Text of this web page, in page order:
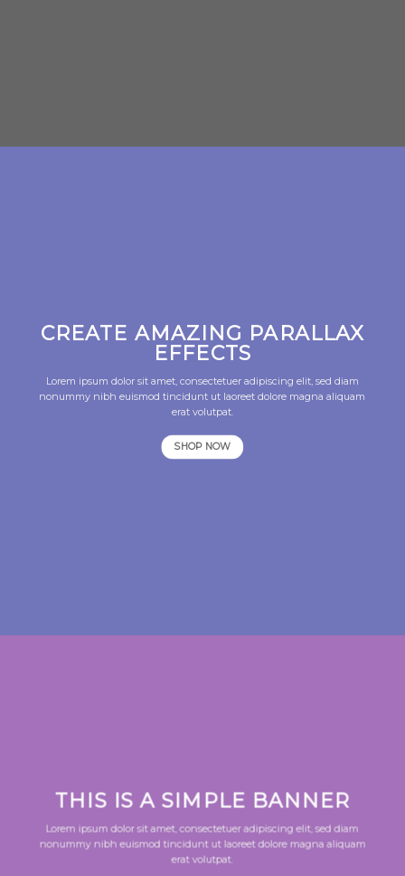
CREATE AMAZING PARALLAX
EFFECTS
Lorem ipsum dolor sit amet, consectetuer adipiscing elit, sed diam
nonummy nibh euismod tincidunt ut laoreet dolore magna aliquam
erat volutpat.
SHOP NOW
THIS IS A SIMPLE BANNER
Lorem ipsum dolor sit amet, consectetuer adipiscing elit, sed diam
nonummy nibh euismod tincidunt ut laoreet dolore magna aliquam
erat volutpat.